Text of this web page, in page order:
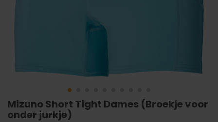
Mizuno Short Tight Dames (Broekje voor
onder jurkje)